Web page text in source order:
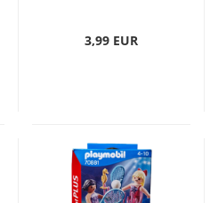
3,99 EUR